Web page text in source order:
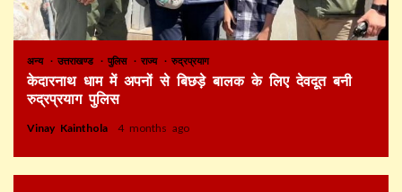
अन्य उत्तराखण्ड पुलिस राज्य रुद्रप्रयाग
केदारनाथ धाम में अपनों से बिछड़े बालक के लिए देवदूत बनी
रुद्रप्रयाग पुलिस
Vinay Kainthola 4 months ago